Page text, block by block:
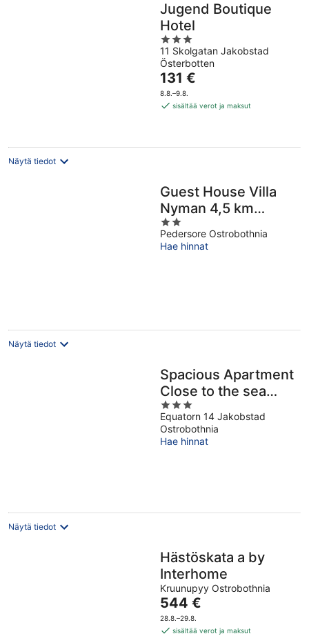
Jugend Boutique
Hotel
3
out
of
5
11 Skolgatan Jakobstad
Österbotten
Hinta
on
131 €
131 €
8.8.–9.8.
sisältää verot ja maksut
Näytä tiedot
Guest House Villa
Nyman 4,5 km
Outside Jakobstad
2
out
of
Pedersore Ostrobothnia
Hae hinnat
Näytä tiedot
Spacious Apartment
Close to the sea
With 2 Patios
3
out
of
5
Equatorn 14 Jakobstad
Ostrobothnia
Hae hinnat
Näytä tiedot
Hästöskata a by
Interhome
Kruunupyy Ostrobothnia
Hinta
on
544 €
544 €
28.8.–29.8.
sisältää verot ja maksut